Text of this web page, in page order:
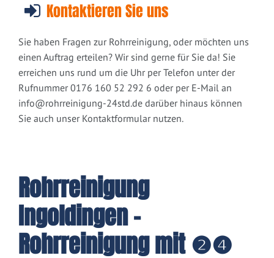
Kontaktieren Sie uns
Sie haben Fragen zur Rohrreinigung, oder möchten uns
einen Auftrag erteilen? Wir sind gerne für Sie da! Sie
erreichen uns rund um die Uhr per Telefon unter der
Rufnummer 0176 160 52 292 6 oder per E-Mail an
info@rohrreinigung-24std.de darüber hinaus können
Sie auch unser Kontaktformular nutzen.
Rohrreinigung
Ingoldingen -
Rohrreinigung mit ❷❹